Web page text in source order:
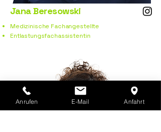
Jana Beresowski
Medizinische Fachangestellte
Entlastungsfachassistentin
Anrufen E-Mail Anfahrt